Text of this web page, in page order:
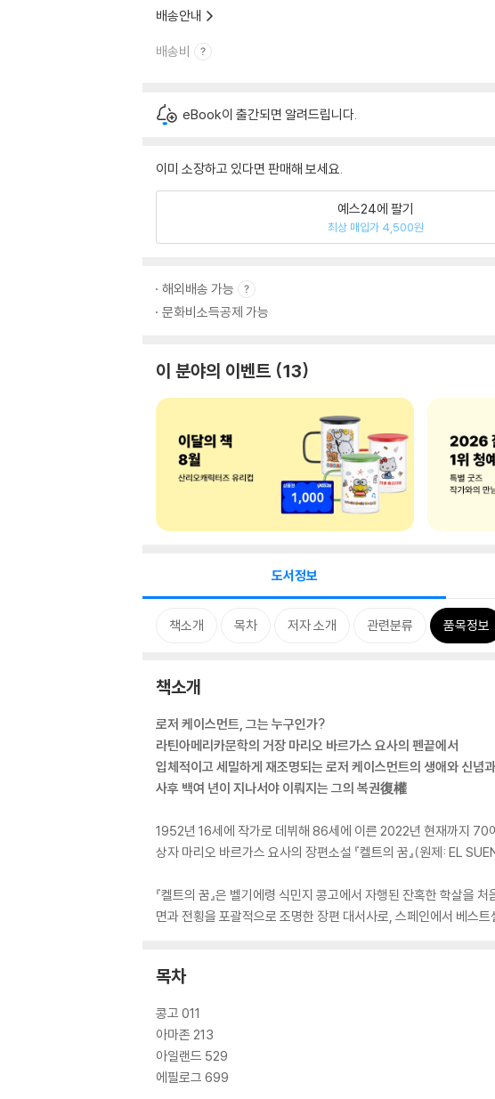
배송안내
배송비
eBook이 출간되면 알려드립니다.
이미 소장하고 있다면 판매해 보세요.
예스24에 팔기
최상 매입가 4,500원
해외배송 가능
문화비소득공제 가능
이 분야의 이벤트 13
도서정보
책소개 목차 저자 소개 관련분류 품목정보
책소개
로저 케이스먼트, 그는 누구인가?
라틴아메리카문학의 거장 마리오 바르가스 요사의 펜끝에서
입체적이고 세밀하게 재조명되는 로저 케이스먼트의 생애와 신념
사후 백여 년이 지나서야 이뤄지는 그의 복권復權
1952년 16세에 작가로 데뷔해 86세에 이른 2022년 현재까지 70
상자 마리오 바르가스 요사의 장편소설 『켈트의 꿈』(원제: EL
『켈트의 꿈』은 벨기에령 식민지 콩고에서 자행된 잔혹한 학살을
면과 전횡을 포괄적으로 조명한 장편 대서사로, 스페인에서 베스
목차
콩고 011
아마존 213
아일랜드 529
에필로그 699